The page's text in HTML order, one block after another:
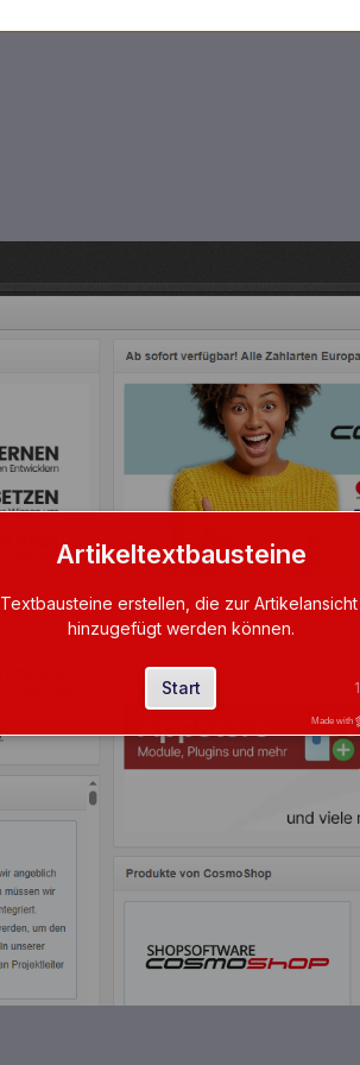
Artikeltextbausteine
Textbausteine erstellen, die zur Artikelansicht
hinzugefügt werden können.
1
Start
Made with